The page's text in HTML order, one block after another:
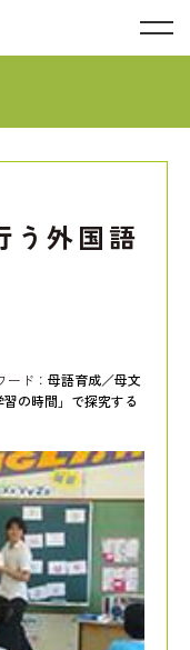
う外国語
ード： 母語育成／母文
習の時間」で探究する